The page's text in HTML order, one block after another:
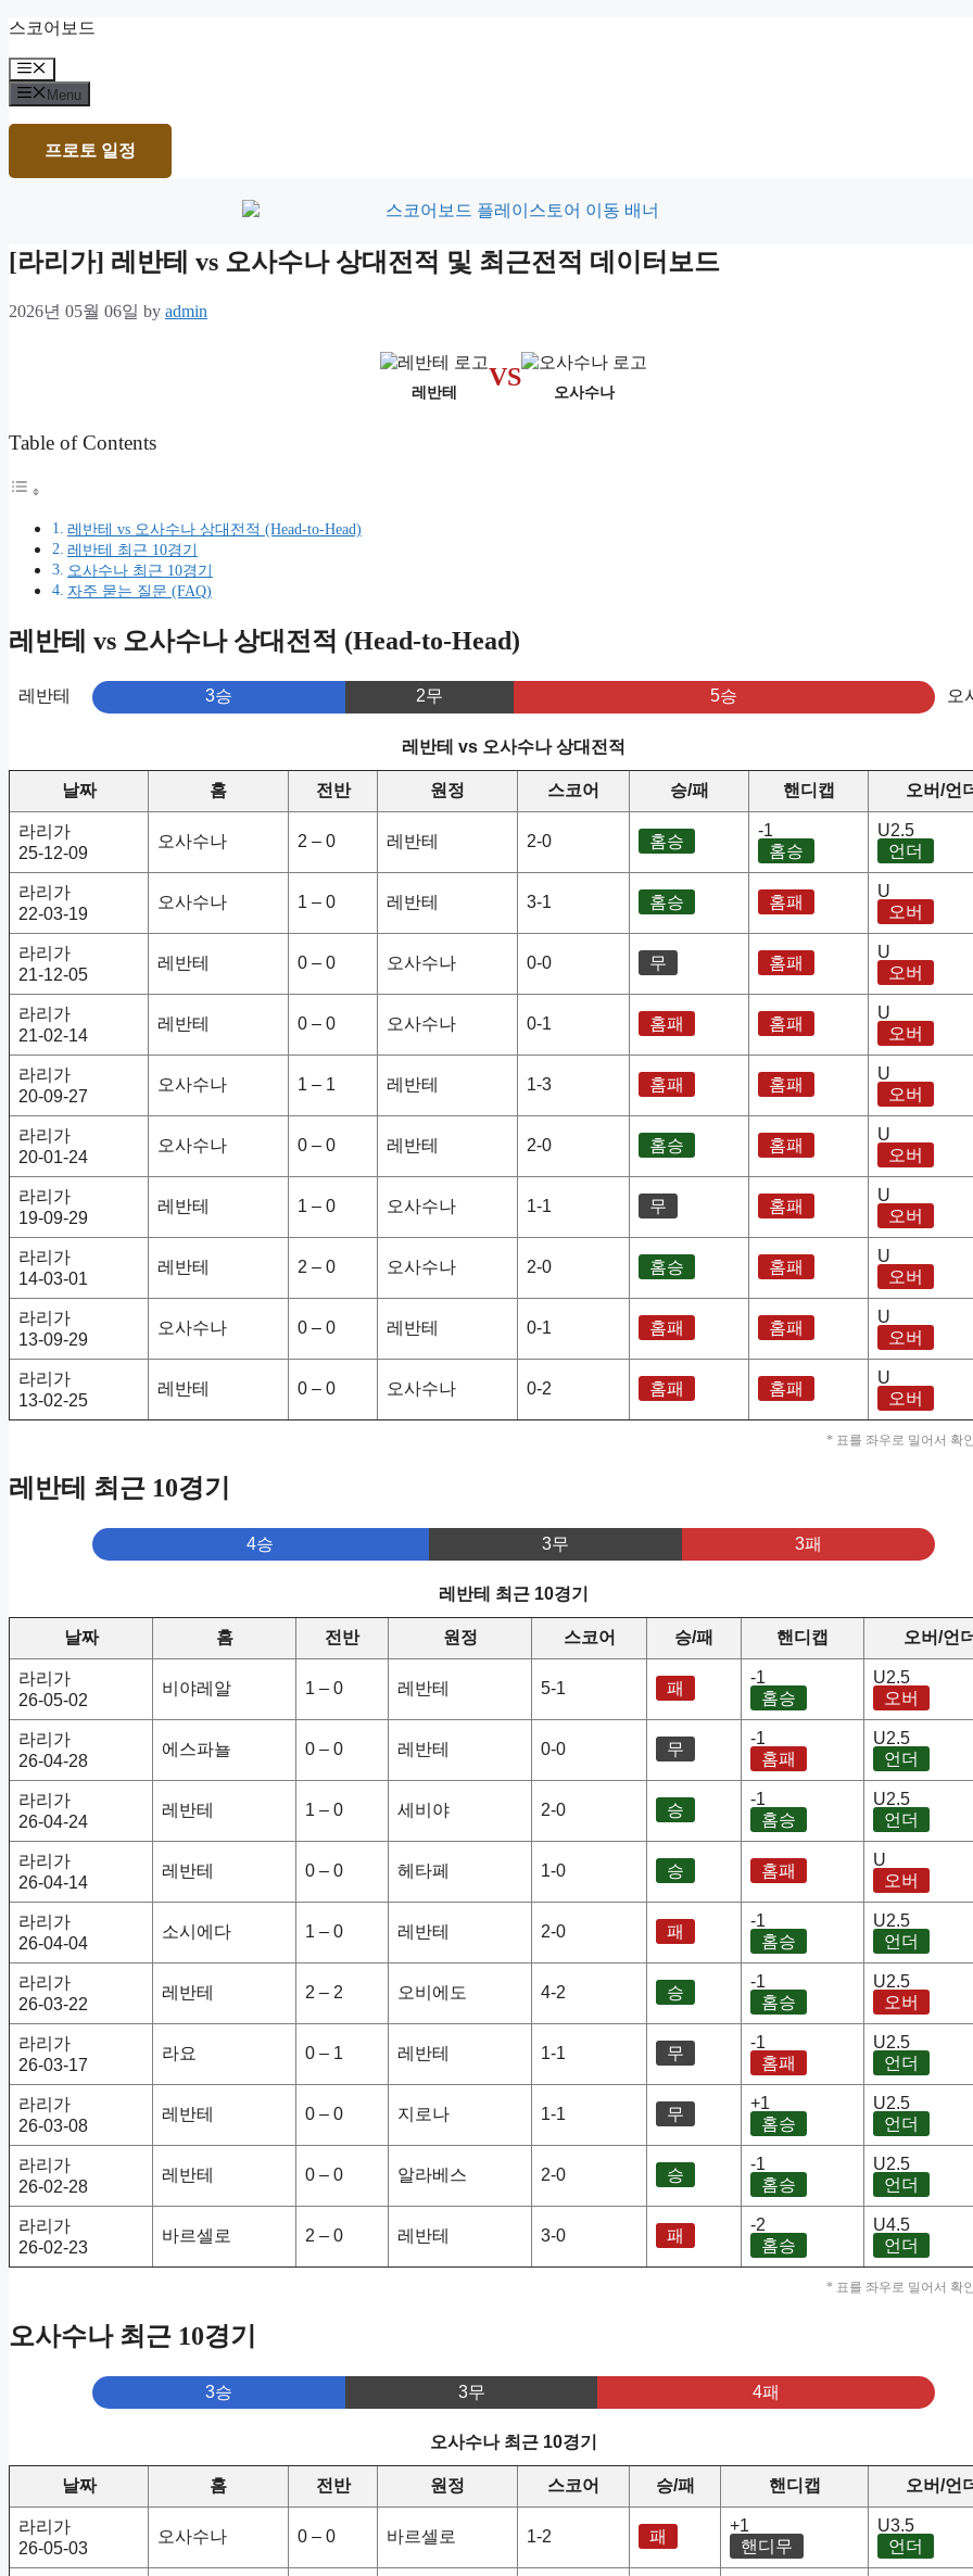
Skip
content
스코어보드
Menu
Menu
프로토 일정
[라리가] 레반테 vs 오사수나 상대전적 및 최근전적 데이터보드
2026년 05월 06일 by admin
레반테
VS
오사수나
Table of Contents
레반테 vs 오사수나 상대전적 (Head-to-Head)
레반테 최근 10경기
오사수나 최근 10경기
자주 묻는 질문 (FAQ)
레반테 vs 오사수나 상대전적 (Head-to-Head)
레반테 3승 2무 5승 오
레반테 vs 오사수나 상대전적
날짜 홈 전반 원정 스코어 승/패 핸디캡 오버/언
라리가
25-12-09
오사수나 2 – 0 레반테 2-0 홈승
-1
홈승
U2.5
언더
라리가
22-03-19
오사수나 1 – 0 레반테 3-1 홈승 홈패
U
오버
라리가
21-12-05
레반테 0 – 0 오사수나 0-0 무 홈패
U
오버
라리가
21-02-14
레반테 0 – 0 오사수나 0-1 홈패 홈패
U
오버
라리가
20-09-27
오사수나 1 – 1 레반테 1-3 홈패 홈패
U
오버
라리가
20-01-24
오사수나 0 – 0 레반테 2-0 홈승 홈패
U
오버
라리가
19-09-29
레반테 1 – 0 오사수나 1-1 무 홈패
U
오버
라리가
14-03-01
레반테 2 – 0 오사수나 2-0 홈승 홈패
U
오버
라리가
13-09-29
오사수나 0 – 0 레반테 0-1 홈패 홈패
U
오버
라리가
13-02-25
레반테 0 – 0 오사수나 0-2 홈패 홈패
U
오버
* 표를 좌우로 밀어서 확
레반테 최근 10경기
4승 3무 3패
레반테 최근 10경기
날짜 홈 전반 원정 스코어 승/패 핸디캡 오버/언
라리가
26-05-02
비야레알 1 – 0 레반테 5-1 패
-1
홈승
U2.5
오버
라리가
26-04-28
에스파뇰 0 – 0 레반테 0-0 무
-1
홈패
U2.5
언더
라리가
26-04-24
레반테 1 – 0 세비야 2-0 승
-1
홈승
U2.5
언더
라리가
26-04-14
레반테 0 – 0 헤타페 1-0 승 홈패
U
오버
라리가
26-04-04
소시에다 1 – 0 레반테 2-0 패
-1
홈승
U2.5
언더
라리가
26-03-22
레반테 2 – 2 오비에도 4-2 승
-1
홈승
U2.5
오버
라리가
26-03-17
라요 0 – 1 레반테 1-1 무
-1
홈패
U2.5
언더
라리가
26-03-08
레반테 0 – 0 지로나 1-1 무
+1
홈승
U2.5
언더
라리가
26-02-28
레반테 0 – 0 알라베스 2-0 승
-1
홈승
U2.5
언더
라리가
26-02-23
바르셀로 2 – 0 레반테 3-0 패
-2
홈승
U4.5
언더
* 표를 좌우로 밀어서 확
오사수나 최근 10경기
3승 3무 4패
오사수나 최근 10경기
날짜 홈 전반 원정 스코어 승/패 핸디캡 오버/언
라리가
26-05-03
오사수나 0 – 0 바르셀로 1-2 패
+1
핸디무
U3.5
언더